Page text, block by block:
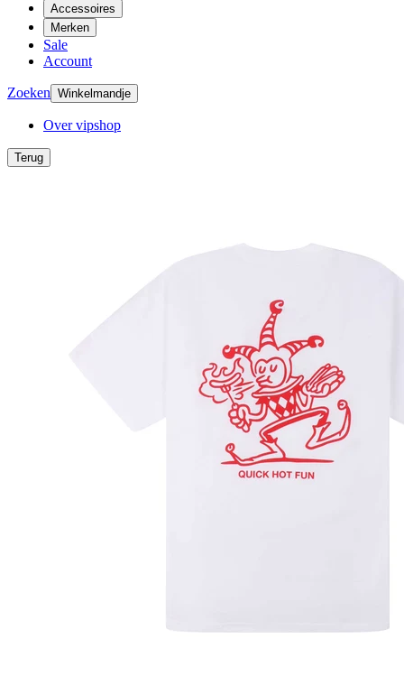
Accessoires
Merken
Sale
Account
Zoeken Winkelmandje
Over vipshop
Terug